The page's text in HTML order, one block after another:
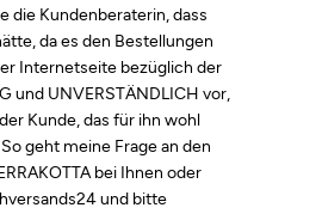
die Kundenberaterin, dass
da es den Bestellungen
Internetseite bezüglich der
und UNVERSTÄNDLICH vor,
Kunde, das für ihn wohl
geht meine Frage an den
bei Ihnen oder
und bitte